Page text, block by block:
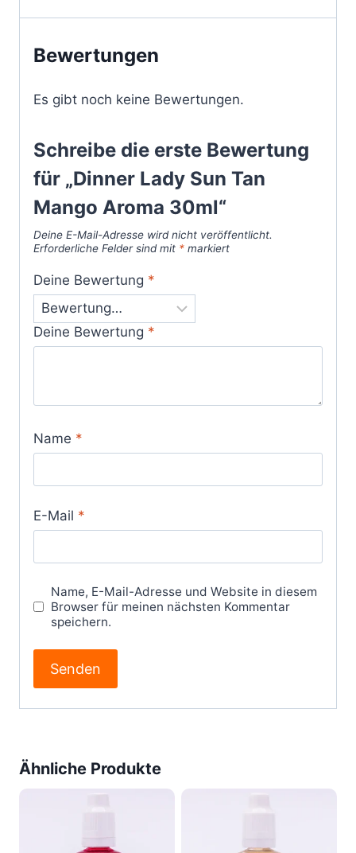
Bewertungen
Es gibt noch keine Bewertungen.
Schreibe die erste Bewertung
für „Dinner Lady Sun Tan
Mango Aroma 30ml“
Deine E-Mail-Adresse wird nicht veröffentlicht.
Erforderliche Felder sind mit * markiert
Deine Bewertung *
Deine Bewertung *
Name *
E-Mail *
Name, E-Mail-Adresse und Website in diesem
Browser für meinen nächsten Kommentar
speichern.
Ähnliche Produkte